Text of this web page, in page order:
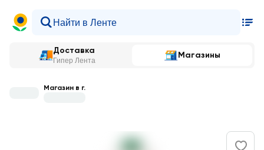
Доставка
Гипер Лента
Магазины
Магазин в г.